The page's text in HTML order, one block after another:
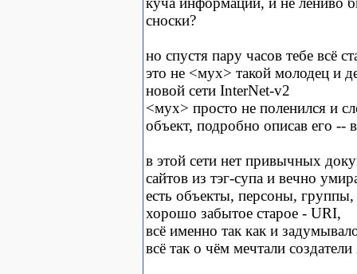
сноски?
но спустя пару часов тебе всё
это не <мух> такой молодец и
новой сети InterNet-v2
<мух> просто не поленился и
объект, подробно описав его --
в этой сети нет привычных
сайтов из тэг-супа и вечно
есть объекты, персоны, группы,
хорошо забытое старое - URI,
всё именно так как и
всё так о чём мечтали